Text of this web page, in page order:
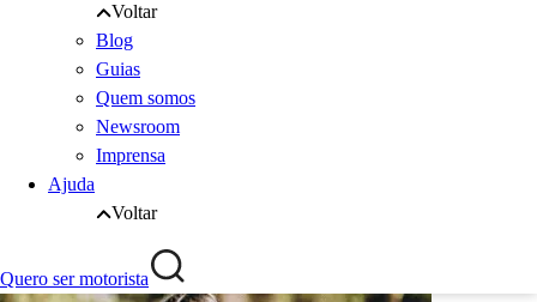
Voltar
Blog
Guias
Quem somos
Newsroom
Imprensa
Ajuda
Voltar
Quero ser motorista